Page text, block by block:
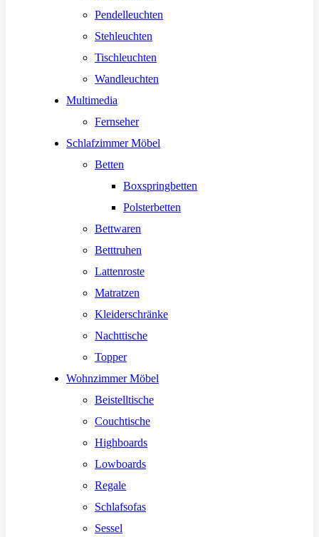
Pendelleuchten
Stehleuchten
Tischleuchten
Wandleuchten
Multimedia
Fernseher
Schlafzimmer Möbel
Betten
Boxspringbetten
Polsterbetten
Bettwaren
Betttruhen
Lattenroste
Matratzen
Kleiderschränke
Nachttische
Topper
Wohnzimmer Möbel
Beistelltische
Couchtische
Highboards
Lowboards
Regale
Schlafsofas
Sessel